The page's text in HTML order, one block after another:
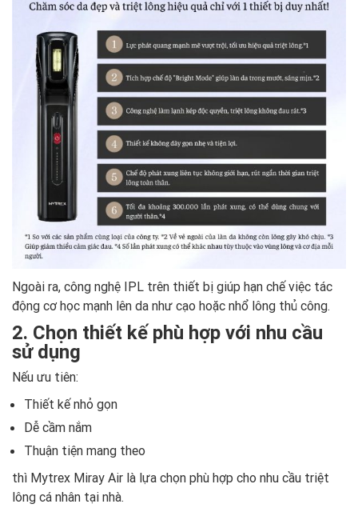
Ngoài ra, công nghệ IPL trên thiết bị giúp hạn chế việc tác
động cơ học mạnh lên da như cạo hoặc nhổ lông thủ công.
2. Chọn thiết kế phù hợp với nhu cầu
sử dụng
Nếu ưu tiên:
Thiết kế nhỏ gọn
Dễ cầm nắm
Thuận tiện mang theo
thì Mytrex Miray Air là lựa chọn phù hợp cho nhu cầu triệt
lông cá nhân tại nhà.